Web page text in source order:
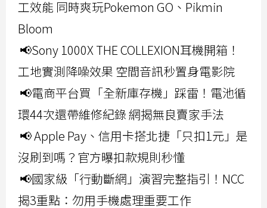
工效能 同時爽玩Pokemon GO、Pikmin
Bloom
📢Sony 1000X THE COLLEXION耳機開箱！
工地實測降噪效果 空間音訊秒置身電影院
📢電商平台買「全新庫存機」踩雷！電池循
環44次還帶維修紀錄 網揭無良賣家手法
📢 Apple Pay、信用卡搭北捷「只扣1元」是
沒刷到嗎？官方曝扣款規則秒懂
📢國家級「行動斷網」演習完整指引！NCC
揭3重點：勿用手機處理重要工作